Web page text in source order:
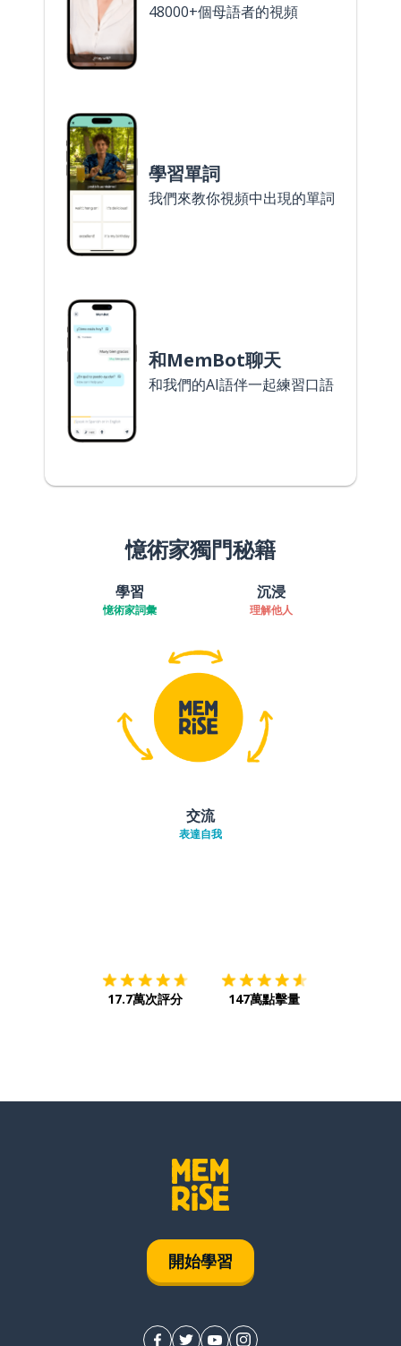
48000+個母語者的視頻
學習單詞
我們來教你視頻中出現的單詞
和MemBot聊天
和我們的AI語伴一起練習口語
憶術家獨門秘籍
學習
憶術家詞彙
沉浸
理解他人
交流
表達自我
17.7萬次評分 147萬點擊量
開始學習